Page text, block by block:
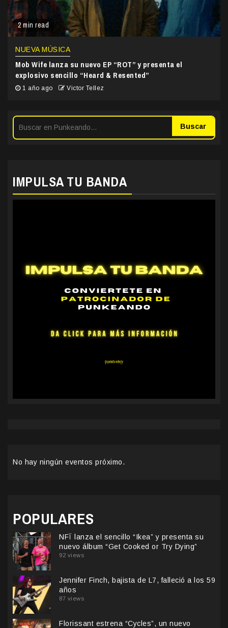
2 min read
NUEVA MÚSICA
Mob Wife lanza su nuevo EP “ROT” y presenta el
explosivo sencillo “Heard & Resented”
1 año ago Victor Tellez
Buscar
IMPULSA TU BANDA
No hay ningún eventos próximo.
POPULARES
NFÏ lanza el sencillo “Ikea” y presenta su
nuevo álbum “Get Cooked or Try Dying”
92 views
Jennifer Finch, bajista de L7, falleció a los 59
años
87 views
Florissant estrena “Cycles”, un nuevo